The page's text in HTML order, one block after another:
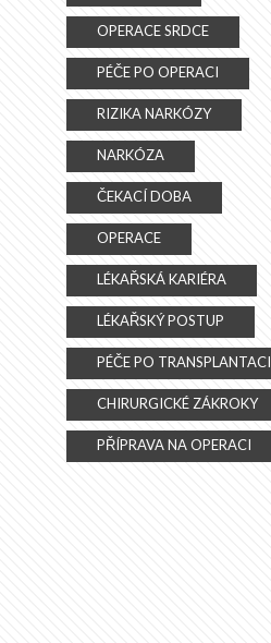
OPERACE SRDCE
PÉČE PO OPERACI
RIZIKA NARKÓZY
NARKÓZA
ČEKACÍ DOBA
OPERACE
LÉKAŘSKÁ KARIÉRA
LÉKAŘSKÝ POSTUP
PÉČE PO TRANSPLANTACI
CHIRURGICKÉ ZÁKROKY
PŘÍPRAVA NA OPERACI